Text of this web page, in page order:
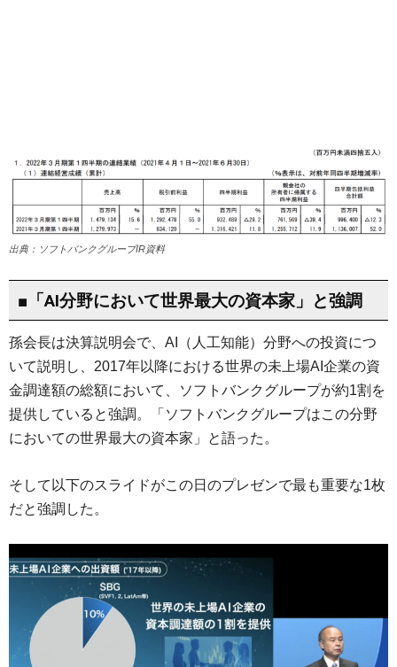
出典：ソフトバンクグループIR資料
■「AI分野において世界最大の資本家」と強調
孫会長は決算説明会で、AI（人工知能）分野への投資につ
いて説明し、2017年以降における世界の未上場AI企業の資
金調達額の総額において、ソフトバンクグループが約1割を
提供していると強調。「ソフトバンクグループはこの分野
においての世界最大の資本家」と語った。
そして以下のスライドがこの日のプレゼンで最も重要な1枚
だと強調した。